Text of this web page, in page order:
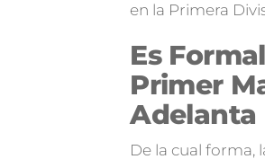
en la Primera
Es
Primer
Adelanta
De la cual forma,